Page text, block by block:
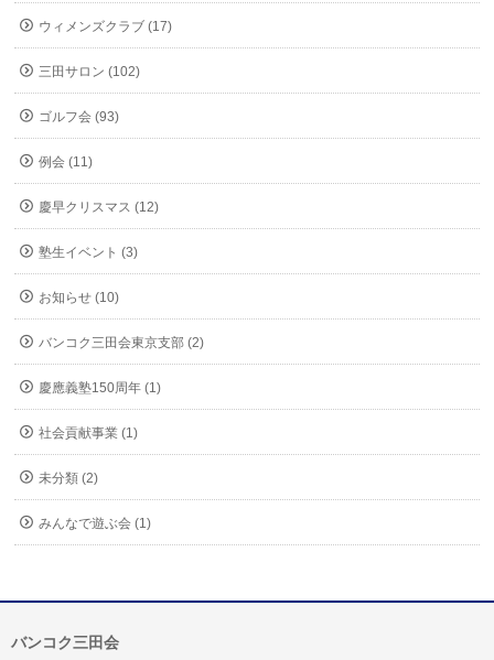
ウィメンズクラブ (17)
三田サロン (102)
ゴルフ会 (93)
例会 (11)
慶早クリスマス (12)
塾生イベント (3)
お知らせ (10)
バンコク三田会東京支部 (2)
慶應義塾150周年 (1)
社会貢献事業 (1)
未分類 (2)
みんなで遊ぶ会 (1)
バンコク三田会